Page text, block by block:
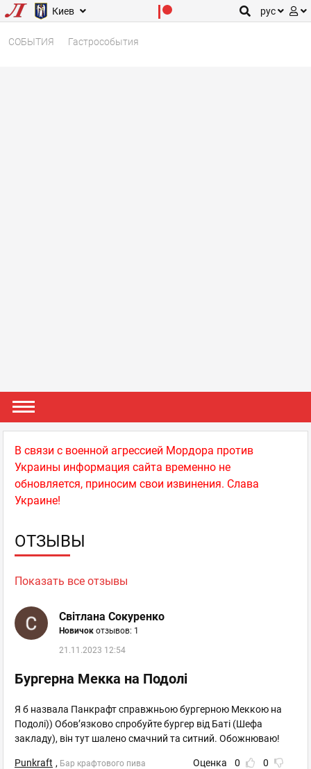
Киев рус
СОБЫТИЯ Гастрособытия
В связи с военной агрессией Мордора против
Украины информация сайта временно не
обновляется, приносим свои извинения. Слава
Украине!
ОТЗЫВЫ
Показать все отзывы
Світлана Сокуренко
Новичок отзывов: 1
21.11.2023 12:54
Бургерна Мекка на Подолі
Я б назвала Панкрафт справжньою бургерною Меккою на
Подолі)) Обов’язково спробуйте бургер від Баті (Шефа
закладу), він тут шалено смачний та ситний. Обожнюваю!
Punkraft , Бар крафтового пива Оценка 0
0